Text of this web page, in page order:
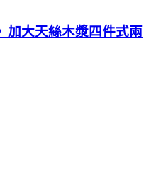
加大天絲木漿四件式兩